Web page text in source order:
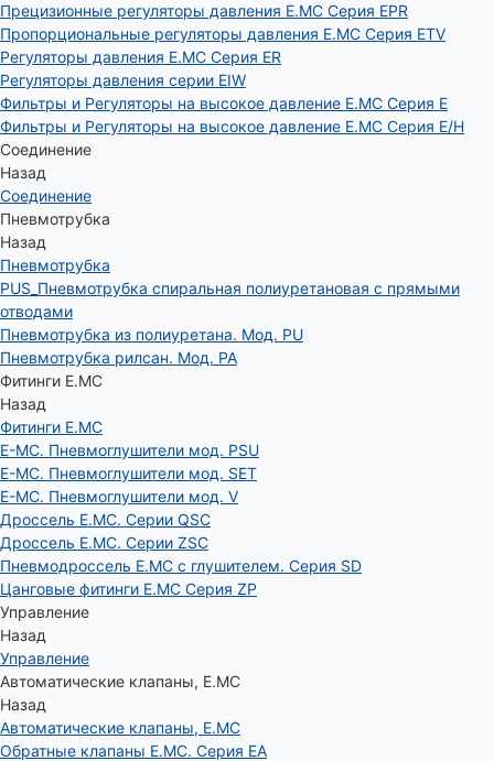
Прецизионные регуляторы давления E.MC Серия EPR
Пропорциональные регуляторы давления E.MC Серия ETV
Регуляторы давления E.MC Серия ER
Регуляторы давления серии EIW
Фильтры и Регуляторы на высокое давление E.MC Серия E
Фильтры и Регуляторы на высокое давление E.MC Серия E/H
Соединение
Назад
Соединение
Пневмотрубка
Назад
Пневмотрубка
PUS_Пневмотрубка спиральная полиуретановая с прямыми
отводами
Пневмотрубка из полиуретана. Мод. РU
Пневмотрубка рилсан. Мод. PA
Фитинги E.MC
Назад
Фитинги E.MC
E-MC. Пневмоглушители мод. PSU
E-MC. Пневмоглушители мод. SET
E-MC. Пневмоглушители мод. V
Дроссель E.MC. Серии QSC
Дроссель E.MC. Серии ZSC
Пневмодроссель E.MC с глушителем. Серия SD
Цанговые фитинги E.MC Серия ZP
Управление
Назад
Управление
Автоматические клапаны, Е.МС
Назад
Автоматические клапаны, Е.МС
Обратные клапаны E.MC. Серия EA